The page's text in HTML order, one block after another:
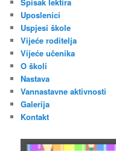
Uposlenici
Uspjesi škole
Vijeće roditelja
Vijeće učenika
O školi
Nastava
Vannastavne aktivnosti
Galerija
Kontakt